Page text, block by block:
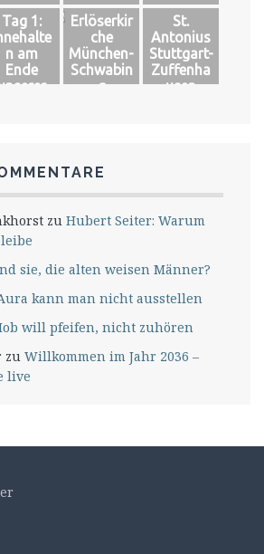
Tag 1:
n am
Ende
Erlöserkir
che
München-
Schwabin
g
St.
Antonius
Stuttgart-
Zuffenha
usen
zu Hubert Seiter: Warum
sie, die alten weisen Männer?
kann man nicht ausstellen
will pfeifen, nicht zuhören
zu Willkommen im Jahr 2036 –
live